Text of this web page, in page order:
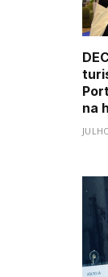
na